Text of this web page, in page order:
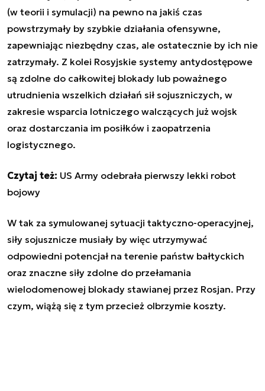
(w teorii i symulacji) na pewno na jakiś czas
powstrzymały by szybkie działania ofensywne,
zapewniając niezbędny czas, ale ostatecznie by ich nie
zatrzymały. Z kolei Rosyjskie systemy antydostępowe
są zdolne do całkowitej blokady lub poważnego
utrudnienia wszelkich działań sił sojuszniczych, w
zakresie wsparcia lotniczego walczących już wojsk
oraz dostarczania im posiłków i zaopatrzenia
logistycznego.
Czytaj też: US Army odebrała pierwszy lekki robot
bojowy
W tak za symulowanej sytuacji taktyczno-operacyjnej,
siły sojusznicze musiały by więc utrzymywać
odpowiedni potencjał na terenie państw bałtyckich
oraz znaczne siły zdolne do przełamania
wielodomenowej blokady stawianej przez Rosjan. Przy
czym, wiążą się z tym przecież olbrzymie koszty.